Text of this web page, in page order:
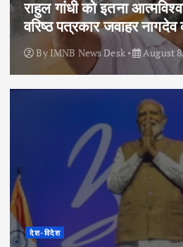
राहुल गांधी को इतना
वरिष्ठ पत्रकार जवाहर
By IMNB News Desk August
देश-विदेश